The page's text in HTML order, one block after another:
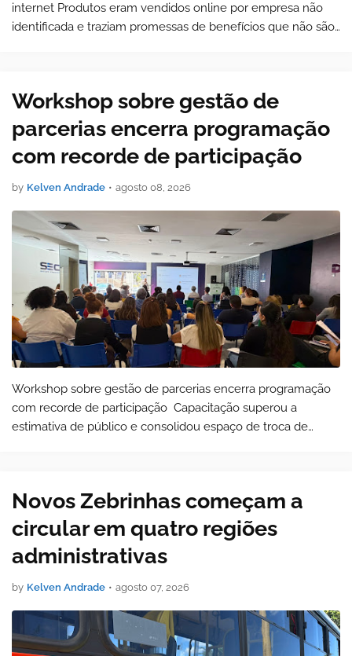
internet Produtos eram vendidos online por empresa não
identificada e traziam promessas de benefícios que não são
Workshop sobre gestão de
parcerias encerra programação
com recorde de participação
by Kelven Andrade • agosto 08, 2026
Workshop sobre gestão de parcerias encerra programação
com recorde de participação Capacitação superou a
estimativa de público e consolidou espaço de troca de
Novos Zebrinhas começam a
circular em quatro regiões
administrativas
by Kelven Andrade • agosto 07, 2026